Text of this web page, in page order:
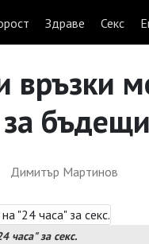
Здраве Секс
връзки
бъдещи
Димитър Мартинов
часа" за секс.